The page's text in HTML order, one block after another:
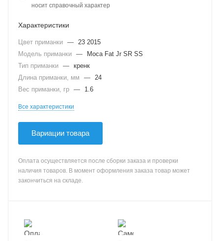
носит справочный характер
Характеристики
Цвет приманки — 23 2015
Модель приманки —
Moca Fat Jr SR SS
Тип приманки — кренк
Длина приманки, мм
— 24
Вес приманки, гр — 1.6
Все характеристики
Вариации товара
Оплата осуществляется после сборки заказа и проверки
наличия товаров. В момент оформления заказа товар может
закончиться на складе.